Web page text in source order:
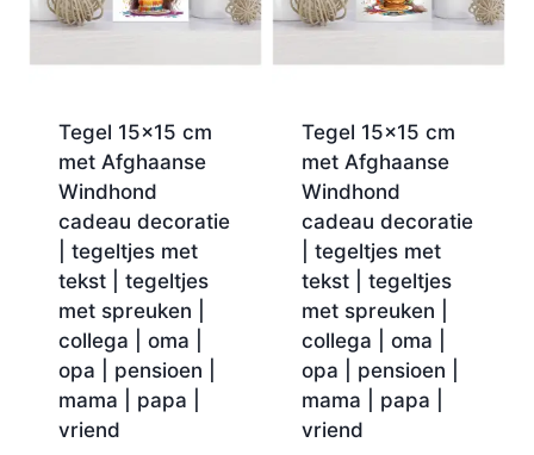
Tegel 15×15 cm
met Afghaanse
Windhond
cadeau decoratie
| tegeltjes met
tekst | tegeltjes
met spreuken |
collega | oma |
opa | pensioen |
mama | papa |
vriend
Tegel 15×15 cm
met Afghaanse
Windhond
cadeau decoratie
| tegeltjes met
tekst | tegeltjes
met spreuken |
collega | oma |
opa | pensioen |
mama | papa |
vriend